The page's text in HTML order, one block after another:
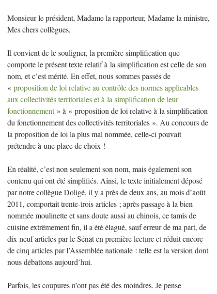
Monsieur le président, Madame la rapporteur, Madame la ministre,
Mes chers collègues,
Il convient de le souligner, la première simplification que
comporte le présent texte relatif à la simplification est celle de son
nom, et c’est mérité. En effet, nous sommes passés de
« proposition de loi relative au contrôle des normes applicables
aux collectivités territoriales et à la simplification de leur
fonctionnement » à « proposition de loi relative à la simplification
du fonctionnement des collectivités territoriales ». Au concours de
la proposition de loi la plus mal nommée, celle-ci pouvait
prétendre à une place de choix !
En réalité, c’est non seulement son nom, mais également son
contenu qui ont été simplifiés. Ainsi, le texte initialement déposé
par notre collègue Doligé, il y a près de deux ans, au mois d’août
2011, comportait trente-trois articles ; après passage à la bien
nommée moulinette et sans doute aussi au chinois, ce tamis de
cuisine extrêmement fin, il a été élagué, sauf erreur de ma part, de
dix-neuf articles par le Sénat en première lecture et réduit encore
de cinq articles par l’Assemblée nationale : telle est la version dont
nous débattons aujourd’hui.
Parfois, les coupures n’ont pas été des moindres. Je pense